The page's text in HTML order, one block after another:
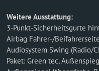
Weitere Ausstattung:
3-Punkt-Sicherheitsgurte
Airbag Fahrer-/
Audiosystem Swing (Radio/
Paket: Green tec,